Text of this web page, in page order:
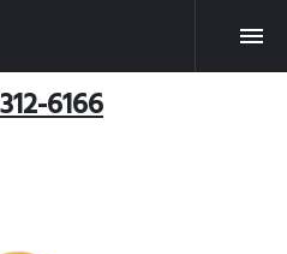
6166